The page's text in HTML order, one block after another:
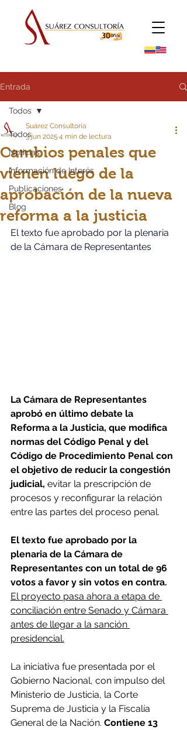
Entrada
Todos
Noticias
Información de Interés
Publicaciones
Blog
Todos
Cambios penales que
vienen luego de la
aprobación de la nueva
reforma a la justicia
Suárez Consultoría
3 jun 2025 4 min de lectura
El texto fue aprobado por la plenaria
de la Cámara de Representantes
La Cámara de Representantes
aprobó en último debate la
Reforma a la Justicia, que modifica
normas del Código Penal y del
Código de Procedimiento Penal con
el objetivo de reducir la congestión
judicial, evitar la prescripción de
procesos y reconfigurar la relación
entre las partes del proceso penal.
El texto fue aprobado por la
plenaria de la Cámara de
Representantes con un total de 96
votos a favor y sin votos en contra.
El proyecto pasa ahora a etapa de
conciliación entre Senado y Cámara
antes de llegar a la sanción
presidencial.
La iniciativa fue presentada por el
Gobierno Nacional, con impulso del
Ministerio de Justicia, la Corte
Suprema de Justicia y la Fiscalía
General de la Nación. Contiene 13